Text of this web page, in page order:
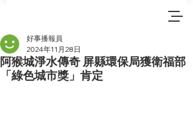
阿猴城淨水傳奇 屏縣環保局獲衛福部
「綠色城市獎」肯定
好事播報員
2024年11月28日